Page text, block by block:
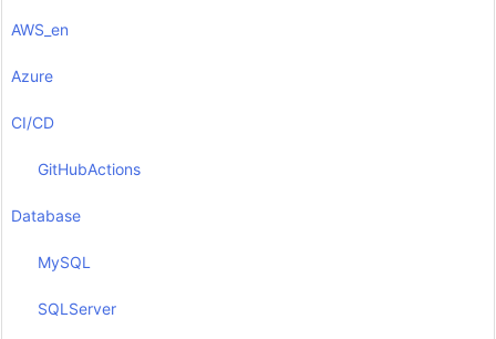
AWS_en
Azure
CI/CD
GitHubActions
Database
MySQL
SQLServer